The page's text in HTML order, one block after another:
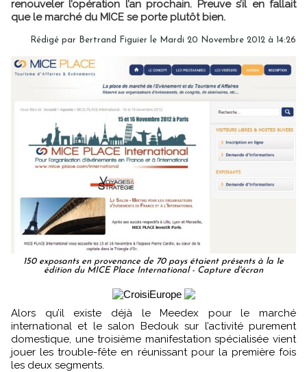
renouveler l’opération l’an prochain. Preuve s’il en fallait
que le marché du MICE se porte plutôt bien.
Rédigé par Bertrand Figuier le Mardi 20 Novembre 2012 à 14:26
150 exposants en provenance de 70 pays étaient présents à la 1e
édition du MICE Place International - Capture d'écran
Alors qu’il existe déjà le Meedex pour le marché
international et le salon Bedouk sur l’activité purement
domestique, une troisième manifestation spécialisée vient
jouer les trouble-fête en réunissant pour la première fois
les deux segments.